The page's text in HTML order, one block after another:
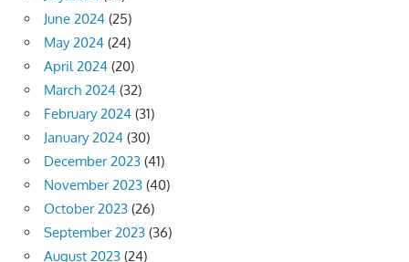
June 2024 (25)
May 2024 (24)
April 2024 (20)
March 2024 (32)
February 2024 (31)
January 2024 (30)
December 2023 (41)
November 2023 (40)
October 2023 (26)
September 2023 (36)
August 2023 (24)